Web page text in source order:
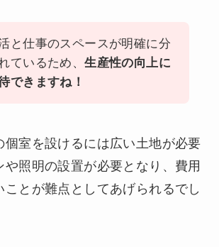
と仕事のスペースが明確に分
ているため、生産性の向上に
できますね！
個室を設けるには広い土地が必要
や照明の設置が必要となり、費用
ことが難点としてあげられるでし